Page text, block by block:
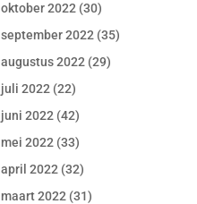
oktober 2022 (30)
september 2022 (35)
augustus 2022 (29)
juli 2022 (22)
juni 2022 (42)
mei 2022 (33)
april 2022 (32)
maart 2022 (31)